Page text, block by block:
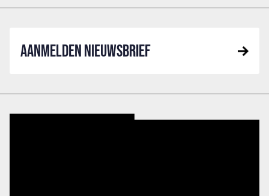
AANMELDEN NIEUWSBRIEF